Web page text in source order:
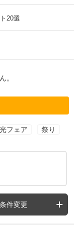
20選
。
フェア 祭り
条件変更